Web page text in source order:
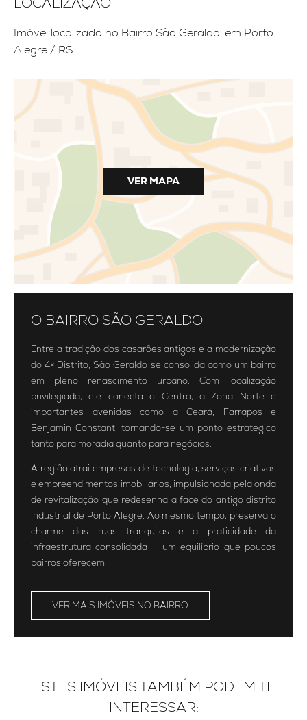
Imóvel localizado no Bairro São Geraldo, em Porto
Alegre / RS
VER MAPA
O BAIRRO SÃO GERALDO
Entre a tradição dos casarões antigos e a modernização
do 4º Distrito, São Geraldo se consolida como um bairro
em pleno renascimento urbano. Com localização
privilegiada, ele conecta o Centro, a Zona Norte e
importantes avenidas como a Ceará, Farrapos e
Benjamin Constant, tornando-se um ponto estratégico
tanto para moradia quanto para negócios.
A região atrai empresas de tecnologia, serviços criativos
e empreendimentos imobiliários, impulsionada pela onda
de revitalização que redesenha a face do antigo distrito
industrial de Porto Alegre. Ao mesmo tempo, preserva o
charme das ruas tranquilas e a praticidade da
infraestrutura consolidada — um equilíbrio que poucos
bairros oferecem.
VER MAIS IMÓVEIS NO BAIRRO
ESTES IMÓVEIS TAMBÉM PODEM TE
INTERESSAR: